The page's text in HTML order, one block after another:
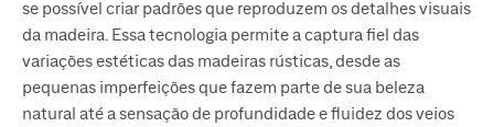
se possível criar padrões que reproduzem os detalhes visuais
da madeira. Essa tecnologia permite a captura fiel das
variações estéticas das madeiras rústicas, desde as
pequenas imperfeições que fazem parte de sua beleza
natural até a sensação de profundidade e fluidez dos veios